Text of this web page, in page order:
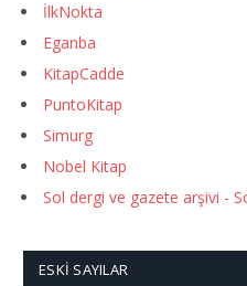
İlkNokta
Eganba
KitapCadde
PuntoKitap
Simurg
Nobel Kitap
Sol dergi ve gazete arşivi -
ESKI SAYILAR